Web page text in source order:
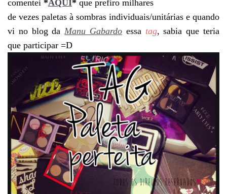
comentei *AQUI* que prefiro milhares
de vezes paletas à sombras individuais/unitárias e quando
vi no blog daManu Gabardo essa tag, sabia que teria
que participar =D